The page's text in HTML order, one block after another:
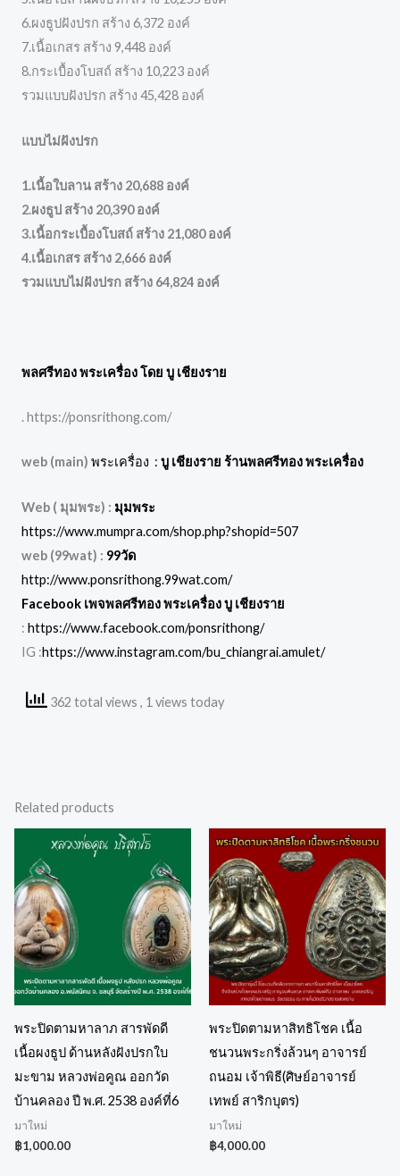
6.ผงธูปฝังปรก สร้าง 6,372 องค์
7.เนื้อเกสร สร้าง 9,448 องค์
8.กระเบื้องโบสถ์ สร้าง 10,223 องค์
รวมแบบฝังปรก สร้าง 45,428 องค์
แบบไม่ฝังปรก
1.เนื้อใบลาน สร้าง 20,688 องค์
2.ผงธูป สร้าง 20,390 องค์
3.เนื้อกระเบื้องโบสถ์ สร้าง 21,080 องค์
4.เนื้อเกสร สร้าง 2,666 องค์
รวมแบบไม่ฝังปรก สร้าง 64,824 องค์
พลศรีทอง พระเครื่อง โดย บู เชียงราย
. https://ponsrithong.com/
web (main) พระเครื่อง : บู เชียงราย ร้านพลศรีทอง พระเครื่อง
Web ( มุมพระ) : มุมพระ
https://www.mumpra.com/shop.php?shopid=507
web (99wat) : 99วัด
http://www.ponsrithong.99wat.com/
Facebook เพจพลศรีทอง พระเครื่อง บู เชียงราย
: https://www.facebook.com/ponsrithong/
IG :https://www.instagram.com/bu_chiangrai.amulet/
362 total views , 1 views today
Related products
พระปิดตามหาลาภ สารพัดดี
เนื้อผงธูป ด้านหลังฝังปรกใบ
มะขาม หลวงพ่อคูณ ออกวัด
บ้านคลอง ปี พ.ศ. 2538 องค์ที่6
มาใหม่
฿1,000.00
พระปิดตามหาสิทธิโชค เนื้อ
ชนวนพระกริ่งล้วนๆ อาจารย์
ถนอม เจ้าพิธี(ศิษย์อาจารย์
เทพย์ สาริกบุตร)
มาใหม่
฿4,000.00